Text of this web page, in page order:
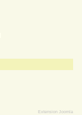
Extension Joomla